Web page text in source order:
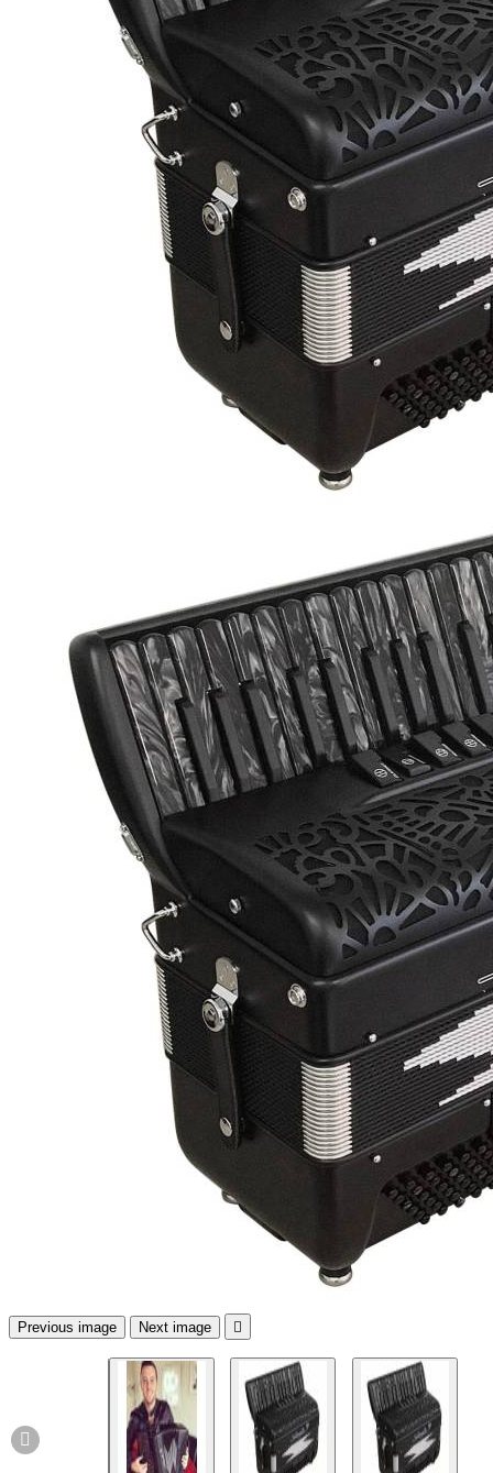
Previous image Next image 
